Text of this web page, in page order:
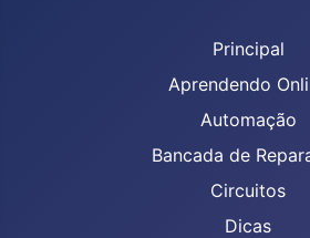
Principal
Aprendendo
Automação
Bancada de
Circuitos
Dicas